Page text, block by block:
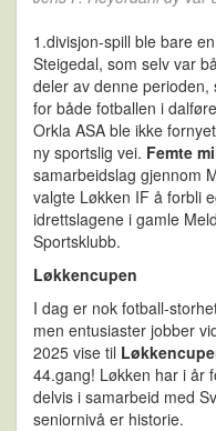
1.divisjon-spill ble bare
Steigedal, som selv var
deler av denne
for både fotballen i
Orkla ASA ble ikke
ny sportslig vei. Femte
samarbeidslag gjennom
valgte Løkken IF å forbli
idrettslagene i gamle
Sportsklubb.
Løkkencupen
I dag er nok fotball-
men entusiaster jobber
2025 vise til
44.gang! Løkken har i år
delvis i samarbeid med
seniornivå er historie.